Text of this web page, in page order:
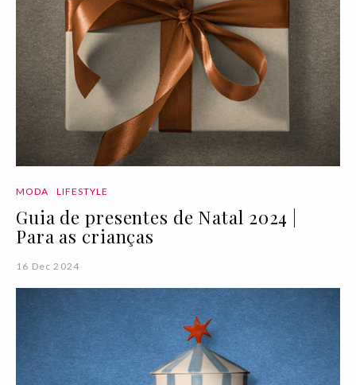
MODA LIFESTYLE
Guia de presentes de Natal 2024 |
Para as crianças
16 Dec 2024